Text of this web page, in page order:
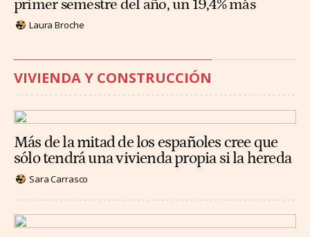
primer semestre del año, un 19,4% más
Laura Broche
VIVIENDA Y CONSTRUCCIÓN
Más de la mitad de los españoles cree que
sólo tendrá una vivienda propia si la hereda
Sara Carrasco